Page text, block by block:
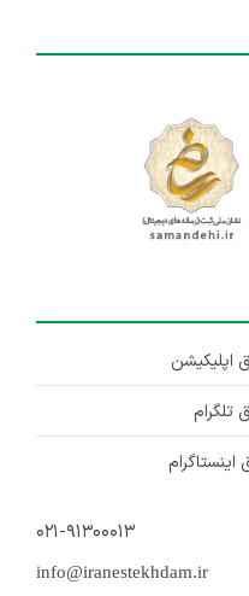
اپلیکیشن
تلگرام
۰۲۱-۹۱۳۰۰۰۱۳
info@iranestekhdam.ir